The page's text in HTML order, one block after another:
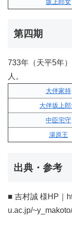
坂上郎女
第四期
733年（天平5年
人。
大伴家持
大伴坂上
中臣宅守
湯原王
出典・参考
■ 吉村誠 様HP｜
u.ac.jp/